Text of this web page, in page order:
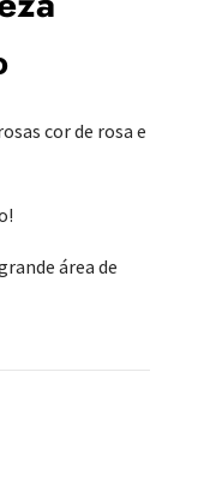
cor de rosa e
área de